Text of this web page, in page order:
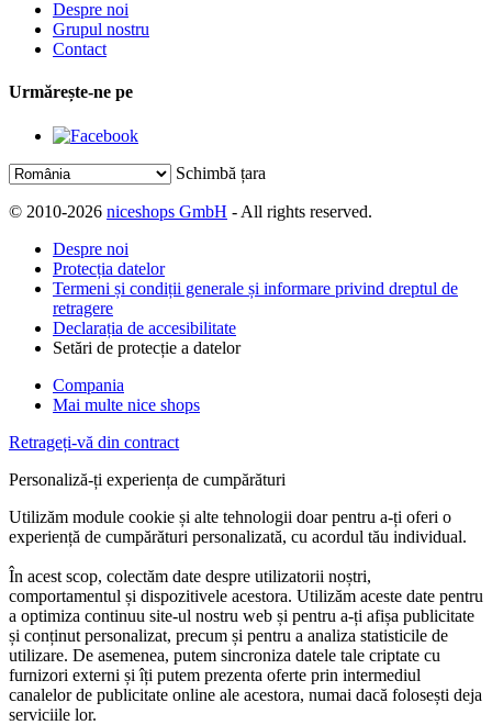
Despre noi
Grupul nostru
Contact
Urmărește-ne pe
Schimbă țara
© 2010-2026 niceshops GmbH - All rights reserved.
Despre noi
Protecția datelor
Termeni și condiții generale și informare privind dreptul de
retragere
Declarația de accesibilitate
Setări de protecție a datelor
Compania
Mai multe nice shops
Retrageți-vă din contract
Personaliză-ți experiența de cumpărături
Utilizăm module cookie și alte tehnologii doar pentru a-ți oferi o
experiență de cumpărături personalizată, cu acordul tău individual.
În acest scop, colectăm date despre utilizatorii noștri,
comportamentul și dispozitivele acestora. Utilizăm aceste date pentru
a optimiza continuu site-ul nostru web și pentru a-ți afișa publicitate
și conținut personalizat, precum și pentru a analiza statisticile de
utilizare. De asemenea, putem sincroniza datele tale criptate cu
furnizori externi și îți putem prezenta oferte prin intermediul
canalelor de publicitate online ale acestora, numai dacă folosești deja
serviciile lor.